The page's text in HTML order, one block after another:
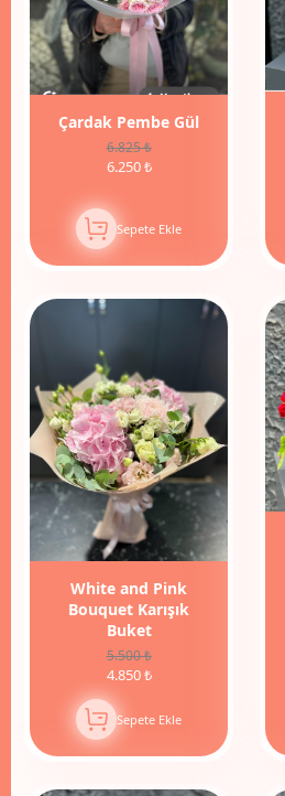
Çardak Pembe Gül
6.825 ₺
6.250 ₺
Sepete Ekle
White and Pink
Bouquet Karışık
Buket
5.500 ₺
4.850 ₺
Sepete Ekle